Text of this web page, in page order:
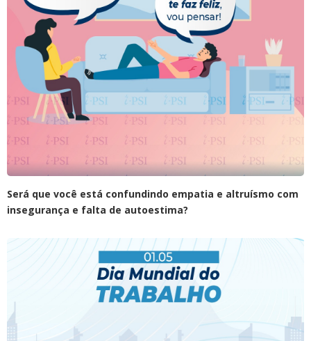
Será que você está confundindo empatia e altruísmo com
insegurança e falta de autoestima?